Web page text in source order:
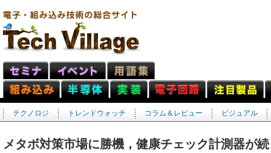
テクノロジ トレンドウォッチ コラム＆レビュー ビジュアル
メタボ対策市場に勝機，健康チェック計測器